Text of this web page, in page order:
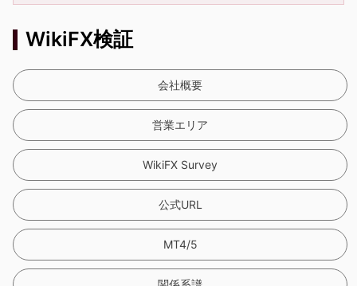
WikiFX検証
会社概要
営業エリア
WikiFX Survey
公式URL
MT4/5